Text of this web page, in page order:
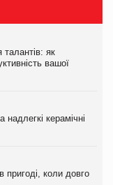
талантів: як
вашої
керамічні
пригоді, коли довго